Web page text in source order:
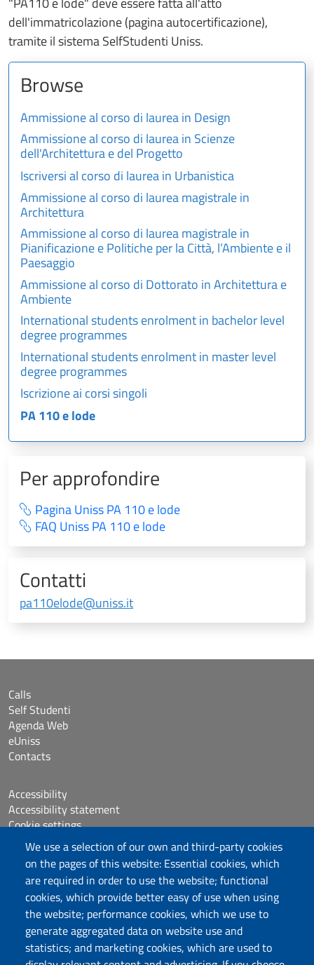
We use a selection of our own and third-party cookies
on the pages of this website: Essential cookies, which
are required in order to use the website; functional
cookies, which provide better easy of use when using
the website; performance cookies, which we use to
generate aggregated data on website use and
statistics; and marketing cookies, which are used to
dell'immatricolazione (pagina autocertificazione),
tramite il sistema SelfStudenti Uniss.
Browse
Ammissione al corso di laurea in Design
Ammissione al corso di laurea in Scienze
dell'Architettura e del Progetto
Iscriversi al corso di laurea in Urbanistica
Ammissione al corso di laurea magistrale in
Architettura
Ammissione al corso di laurea magistrale in
Pianificazione e Politiche per la Città, l’Ambiente e il
Paesaggio
Ammissione al corso di Dottorato in Architettura e
Ambiente
International students enrolment in bachelor level
degree programmes
International students enrolment in master level
degree programmes
Iscrizione ai corsi singoli
PA 110 e lode
Per approfondire
Pagina Uniss PA 110 e lode
FAQ Uniss PA 110 e lode
Contatti
pa110elode@uniss.it
DADU – Dipartimento di Architettura, Design e
Calls
Self Studenti
Agenda Web
eUniss
Contacts
Accessibility
Accessibility statement
Cookie settings
Sitemap
Protocollo
Follow us